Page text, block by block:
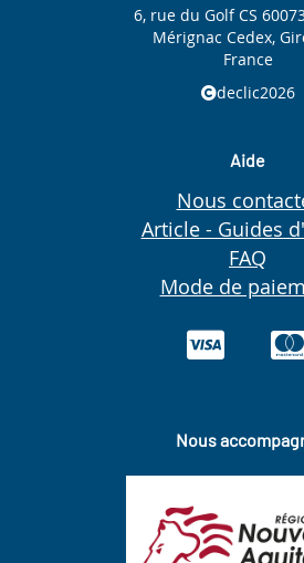
6, rue du Golf CS
Mérignac Cedex,
France
declic2026
Aide
Nous
Article - Guides
FAQ
Mode de
Nous